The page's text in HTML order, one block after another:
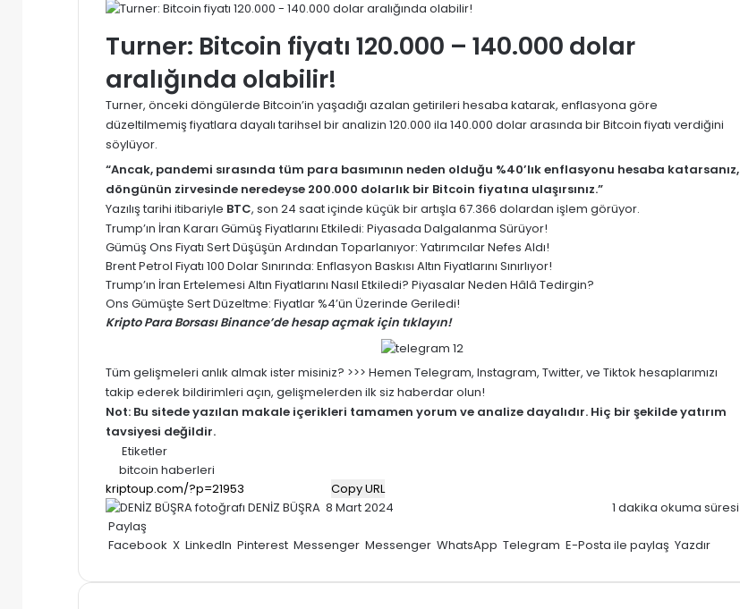
Turner: Bitcoin fiyatı 120.000 – 140.000 dolar
aralığında olabilir!
Turner, önceki döngülerde Bitcoin’in yaşadığı azalan getirileri hesaba katarak, enflasyona göre
düzeltilmemiş fiyatlara dayalı tarihsel bir analizin 120.000 ila 140.000 dolar arasında bir Bitcoin fiyatı verdiğini
söylüyor.
“Ancak, pandemi sırasında tüm para basımının neden olduğu %40’lık enflasyonu hesaba katarsanız,
döngünün zirvesinde neredeyse 200.000 dolarlık bir Bitcoin fiyatına ulaşırsınız.”
Yazılış tarihi itibariyle BTC, son 24 saat içinde küçük bir artışla 67.366 dolardan işlem görüyor.
Trump’ın İran Kararı Gümüş Fiyatlarını Etkiledi: Piyasada Dalgalanma Sürüyor!
Gümüş Ons Fiyatı Sert Düşüşün Ardından Toparlanıyor: Yatırımcılar Nefes Aldı!
Brent Petrol Fiyatı 100 Dolar Sınırında: Enflasyon Baskısı Altın Fiyatlarını Sınırlıyor!
Trump’ın İran Ertelemesi Altın Fiyatlarını Nasıl Etkiledi? Piyasalar Neden Hâlâ Tedirgin?
Ons Gümüşte Sert Düzeltme: Fiyatlar %4’ün Üzerinde Geriledi!
Kripto Para Borsası Binance’de hesap açmak için tıklayın!
Tüm gelişmeleri anlık almak ister misiniz? >>> Hemen Telegram, Instagram, Twitter, ve Tiktok hesaplarımızı
takip ederek bildirimleri açın, gelişmelerden ilk siz haberdar olun!
Not: Bu sitede yazılan makale içerikleri tamamen yorum ve analize dayalıdır. Hiç bir şekilde yatırım
tavsiyesi değildir.
Etiketler
bitcoin haberleri
Copy URL
DENİZ BÜŞRA Bir
posta
8 Mart 2024
1 dakika okuma süresi
Paylaş
Facebook X LinkedIn Pinterest Messenger Messenger WhatsApp Telegram E-Posta ile paylaş Yazdır